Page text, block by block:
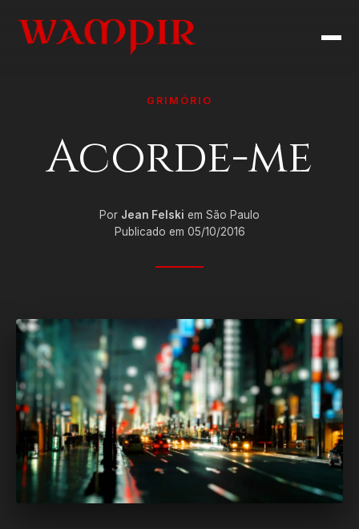
GRIMÓRIO
Acorde-me
Por Jean Felski em São Paulo
Publicado em 05/10/2016